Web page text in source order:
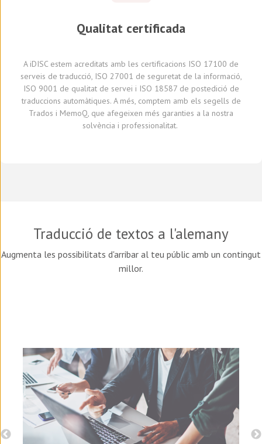
Qualitat certificada
A iDISC estem acreditats amb les certificacions ISO 17100 de
serveis de traducció, ISO 27001 de seguretat de la informació,
ISO 9001 de qualitat de servei i ISO 18587 de postedició de
traduccions automàtiques. A més, comptem amb els segells de
Trados i MemoQ, que afegeixen més garanties a la nostra
solvència i professionalitat.
Traducció de textos a l'alemany
Augmenta les possibilitats d'arribar al teu públic amb un contingut
millor.